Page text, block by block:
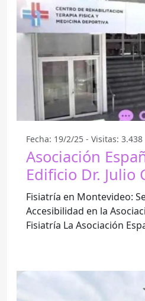
Fecha: 19/2/25 - Visitas: 3.438
Asociación
Edificio Dr. Julio
Martínez Perez -
Fisiatría en Montevideo:
Accesibilidad en la
Fisiatría La Asociación Española de Fisiatría,